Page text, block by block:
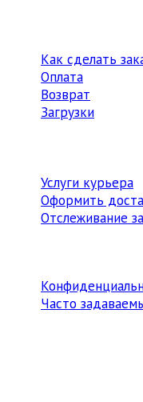
Как сделать
Оплата
Возврат
Загрузки
Услуги курьера
Оформить
Отслеживание
Часто